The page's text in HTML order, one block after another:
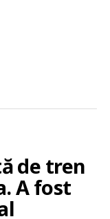
de tren
A fost